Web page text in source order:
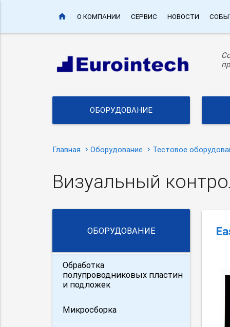
home О КОМПАНИИ СЕРВИС НОВОСТИ
ОБОРУДОВАНИЕ
Главная Оборудование Тестовое
Визуальный
ОБОРУДОВАНИЕ
Обработка
полупроводниковых пластин
и подложек
Микросборка